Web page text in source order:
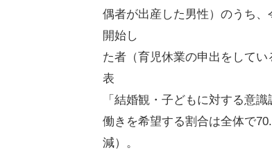
偶者が出産した男性）のうち
開始し
た者（育児休業の申出をして
表 民
「結婚観・子どもに対する意
働きを希望する割合は全体で
減）